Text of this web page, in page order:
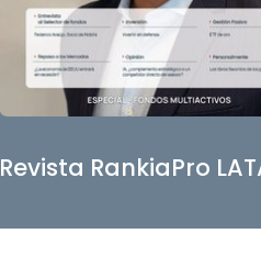
Revista RankiaPro